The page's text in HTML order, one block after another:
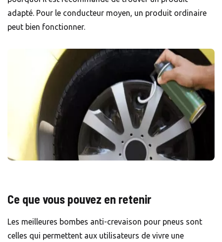
adapté. Pour le conducteur moyen, un produit ordinaire
peut bien fonctionner.
Ce que vous pouvez en retenir
Les meilleures bombes anti-crevaison pour pneus sont
celles qui permettent aux utilisateurs de vivre une